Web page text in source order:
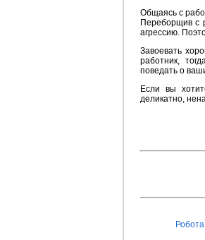
Общаясь с
Переборщив с
агрессию.
Завоевать
работник,
поведать о
Если вы
деликатно,
Робота